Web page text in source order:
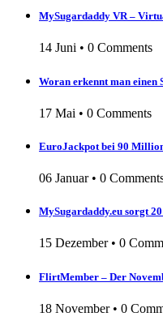
MySugardaddy VR –
14 Juni • 0 Comments
Woran erkennt man einen
17 Mai • 0 Comments
EuroJackpot bei 90
06 Januar• 0
MySugardaddy.eu sorgt
15 Dezember• 0
FlirtMember – Der
18 November• 0